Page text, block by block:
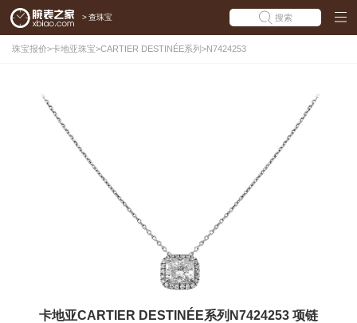
> 查珠宝 搜索
珠宝报价>卡地亚珠宝>CARTIER DESTINÉE系列 >N7424253
卡地亚CARTIER DESTINÉE系列N7424253 项链